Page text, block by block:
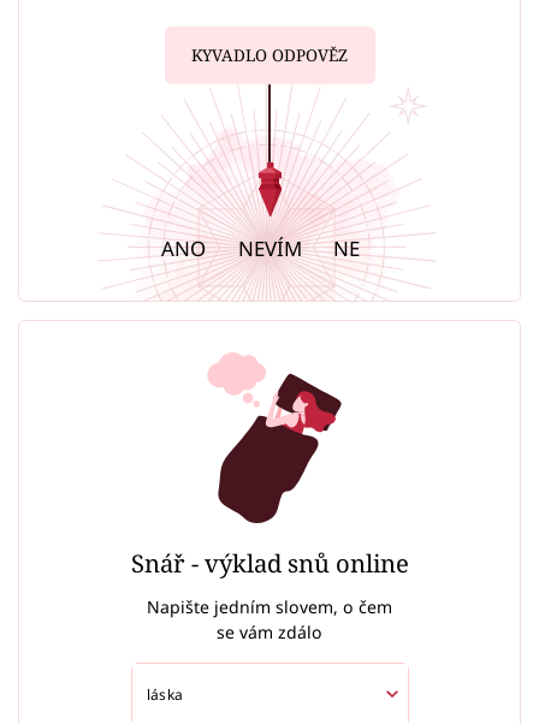
KYVADLO ODPOVĚZ
ANO NEVÍM NE
Snář - výklad snů online
Napište jedním slovem, o čem
se vám zdálo